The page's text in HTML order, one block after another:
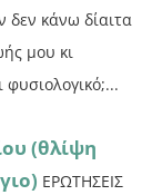
δεν κάνω δίαιτα
μου κι
(θλίψη
ΕΡΩΤΗΣΕΙΣ